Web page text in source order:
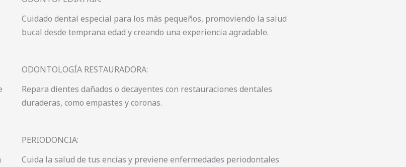
Cuidado dental especial para los más pequeños, promoviendo la salud
bucal desde temprana edad y creando una experiencia agradable.
ODONTOLOGÍA RESTAURADORA:
Repara dientes dañados o decayentes con restauraciones dentales
duraderas, como empastes y coronas.
PERIODONCIA:
Cuida la salud de tus encías y previene enfermedades periodontales